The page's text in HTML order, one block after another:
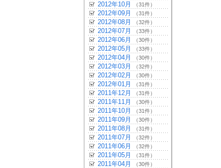
2012年10月 （31件）
2012年09月 （31件）
2012年08月 （32件）
2012年07月 （33件）
2012年06月 （30件）
2012年05月 （33件）
2012年04月 （30件）
2012年03月 （32件）
2012年02月 （30件）
2012年01月 （31件）
2011年12月 （31件）
2011年11月 （30件）
2011年10月 （31件）
2011年09月 （30件）
2011年08月 （31件）
2011年07月 （32件）
2011年06月 （32件）
2011年05月 （31件）
2011年04月 （30件）